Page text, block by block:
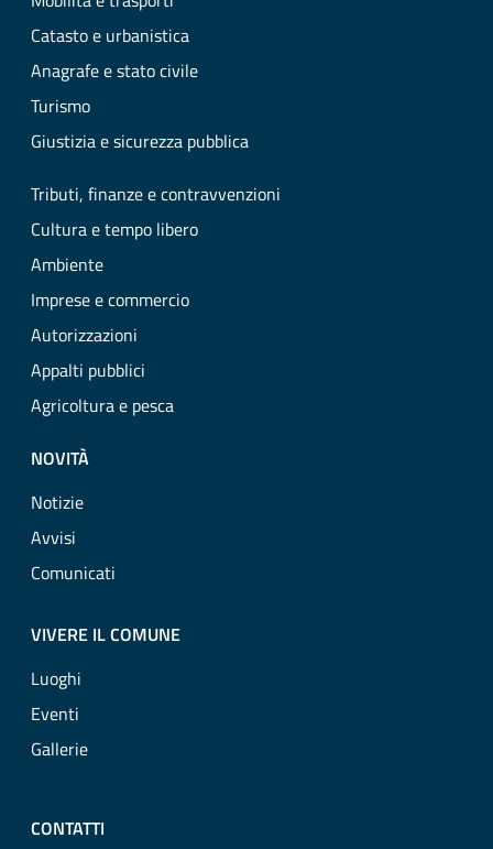
Catasto e urbanistica
Anagrafe e stato civile
Turismo
Giustizia e sicurezza pubblica
Tributi, finanze e contravvenzioni
Cultura e tempo libero
Ambiente
Imprese e commercio
Autorizzazioni
Appalti pubblici
Agricoltura e pesca
NOVITÀ
Notizie
Avvisi
Comunicati
VIVERE IL COMUNE
Luoghi
Eventi
Gallerie
CONTATTI